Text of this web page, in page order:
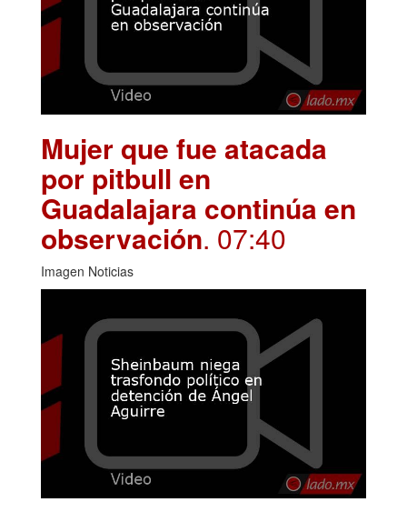
Mujer que fue atacada
por pitbull en
Guadalajara continúa en
observación. 07:40
Imagen Noticias